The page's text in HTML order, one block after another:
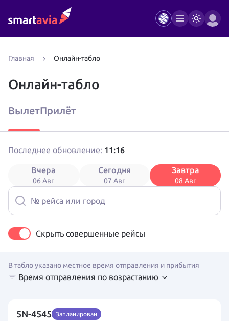
Главная Онлайн-табло
Онлайн-табло
ВылетПрилёт
Последнее обновление: 11:16
Вчера
06 Авг
Сегодня
07 Авг
Завтра
08 Авг
№ рейса или город
Скрыть совершенные рейсы
Время отправления по возрастанию
В табло указано местное время отправления и прибытия
5N-4545 Запланирован